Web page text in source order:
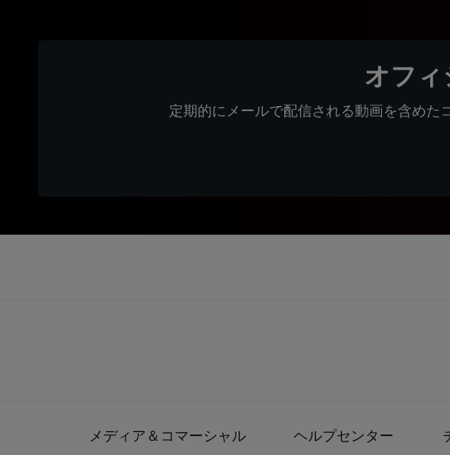
オフ
定期的にメールで配信される動画を含めた
メディア＆コマーシャル ヘルプセンター